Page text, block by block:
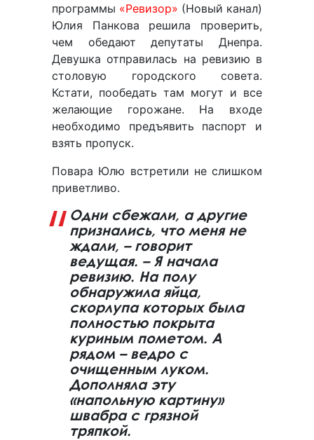
программы «Ревизор» (Новый канал)
Юлия Панкова решила проверить,
чем обедают депутаты Днепра.
Девушка отправилась на ревизию в
столовую городского совета.
Кстати, пообедать там могут и все
желающие горожане. На входе
необходимо предъявить паспорт и
взять пропуск.
Повара Юлю встретили не слишком
приветливо.
Одни сбежали, а другие
признались, что меня не
ждали, – говорит
ведущая. – Я начала
ревизию. На полу
обнаружила яйца,
скорлупа которых была
полностью покрыта
куриным пометом. А
рядом – ведро с
очищенным луком.
Дополняла эту
«напольную картину»
швабра с грязной
тряпкой.